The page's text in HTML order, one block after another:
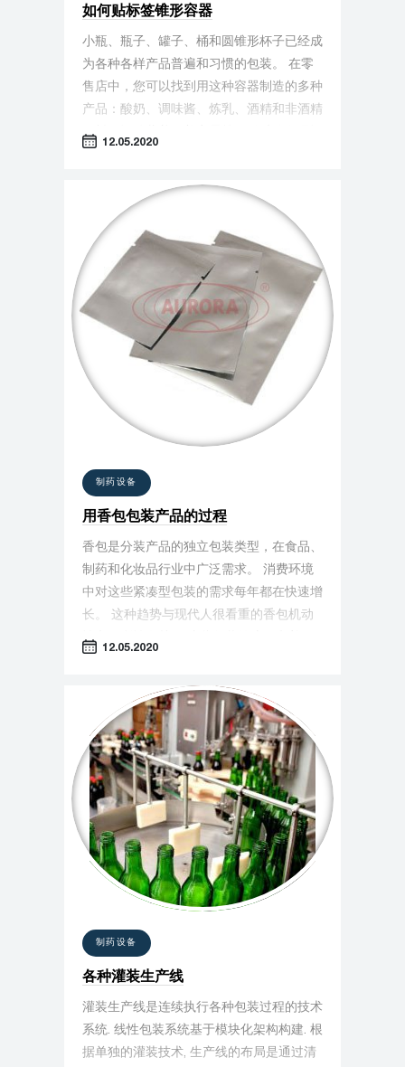
如何贴标签锥形容器
小瓶、瓶子、罐子、桶和圆锥形杯子已经成
为各种各样产品普遍和习惯的包装。 在零
售店中，您可以找到用这种容器制造的多种
产品：酸奶、调味酱、炼乳、酒精和非酒精
饮料、运动营养、美容霜等。 在竞争激烈
用于和甜碳酸饮料和矿泉水沙漏型的宝特瓶
等）。
12.05.2020
制药设备
用香包包装产品的过程
香包是分装产品的独立包装类型，在食品、
制药和化妆品行业中广泛需求。 消费环境
中对这些紧凑型包装的需求每年都在快速增
长。 这种趋势与现代人很看重的香包机动
性和便利性有关。 这些包装的流行和普及
所有的东西就在手边时。 日常生活用品的
大小不要太大了，可以被灵活性地使用。
12.05.2020
制药设备
各种灌装生产线
灌装生产线是连续执行各种包装过程的技术
系统. 线性包装系统基于模块化架构构建. 根
据单独的灌装技术, 生产线的布局是通过清